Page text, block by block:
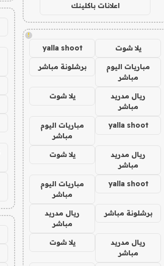
اعلانات باكلينك
!
يلا شوت yalla shoot
مباريات اليوم
مباشر
برشلونة مباشر
ريال مدريد
مباشر
يلا شوت
yalla shoot
مباريات اليوم
مباشر
ريال مدريد
مباشر
يلا شوت
yalla shoot
مباريات اليوم
مباشر
برشلونة مباشر
ريال مدريد
مباشر
ريال مدريد
مباشر
يلا شوت